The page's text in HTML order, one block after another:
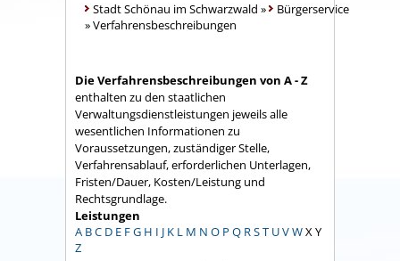
Stadt Schönau im Schwarzwald »
Bürgerservice
»Verfahrensbeschreibungen
Die Verfahrensbeschreibungen von A - Z
enthalten zu den staatlichen
Verwaltungsdienstleistungen jeweils alle
wesentlichen Informationen zu
Voraussetzungen, zuständiger Stelle,
Verfahrensablauf, erforderlichen Unterlagen,
Fristen/Dauer, Kosten/Leistung und
Rechtsgrundlage.
Leistungen
A BC D E FG H I J K L M N O P Q RST UVWX Y
Z